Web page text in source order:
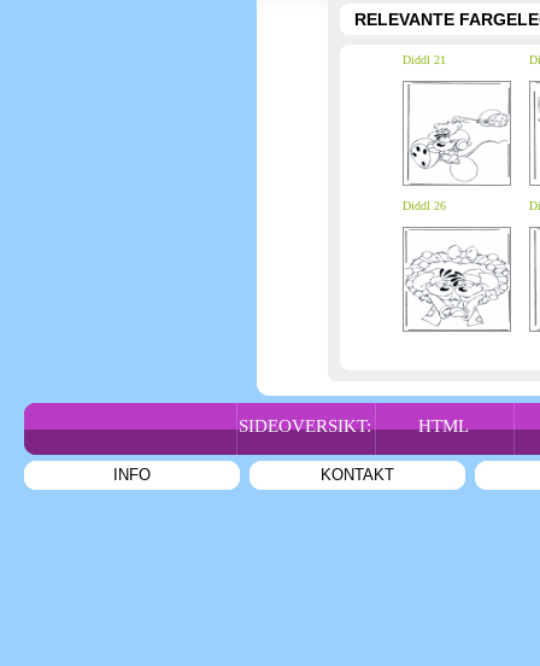
RELEVANTE
Diddl 21
Diddl 26
SIDEOVERSIKT: HTML
INFO KONTAKT